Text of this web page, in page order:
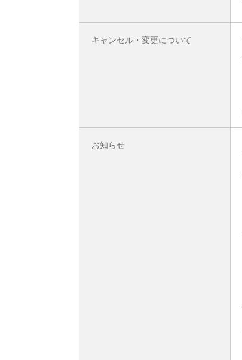
キャンセル・変更について
お知らせ